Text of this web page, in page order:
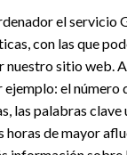
el servicio
con las que
nuestro sitio web.
el número
las palabras
horas de mayor